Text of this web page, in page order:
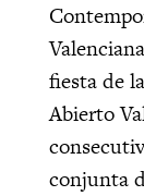
fiesta de
Abierto
conjunta